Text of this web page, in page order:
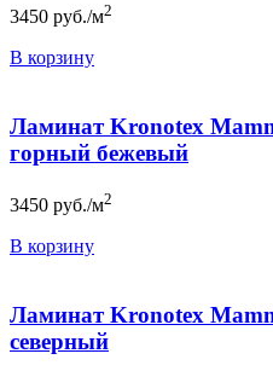
3450 руб./м2
В корзину
Ламинат Kronotex
горный бежевый
3450 руб./м2
В корзину
Ламинат Kronotex
северный